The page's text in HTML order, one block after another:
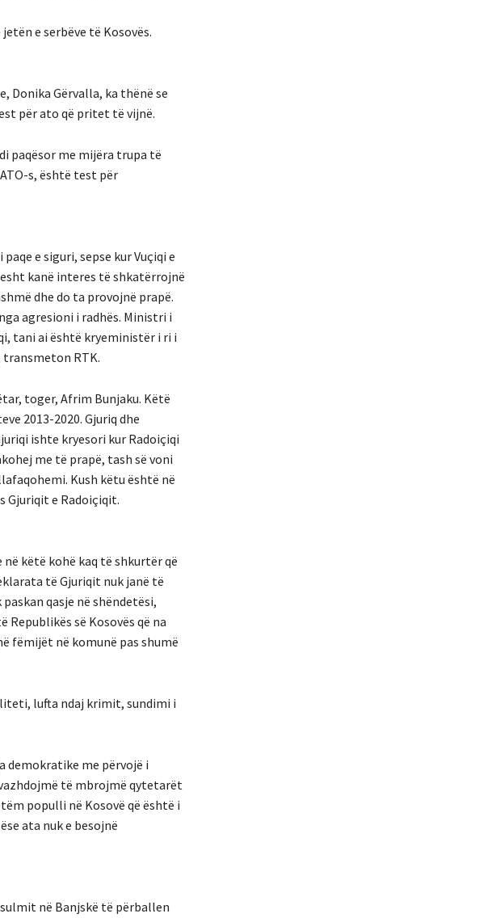
e serbëve të Kosovës.
Donika Gërvalla, ka thënë se
për ato që pritet të vijnë.
paqësor me mijëra trupa të
s, është test për
e siguri, sepse kur Vuçiqi e
kanë interes të shkatërrojnë
dhe do ta provojnë prapë.
agresioni i radhës. Ministri i
tani ai është kryeministër i ri i
transmeton RTK.
toger, Afrim Bunjaku. Këtë
2013-2020. Gjuriq dhe
ishte kryesori kur Radoiçiqi
me të prapë, tash së voni
Kush këtu është në
Gjuriqit e Radoiçiqit.
këtë kohë kaq të shkurtër që
të Gjuriqit nuk janë të
qasje në shëndetësi,
së Kosovës që na
fëmijët në komunë pas shumë
lufta ndaj krimit, sundimi i
demokratike me përvojë i
të mbrojmë qytetarët
populli në Kosovë që është i
ata nuk e besojnë
në Banjskë të përballen